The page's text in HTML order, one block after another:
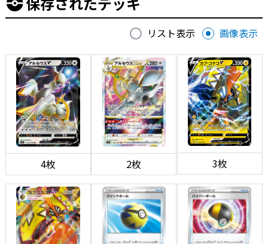
リスト表示 画像表示
4枚 2枚 3枚